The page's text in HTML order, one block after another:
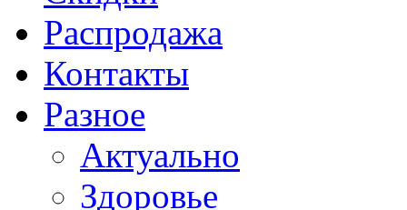
Распродажа
Контакты
Разное
Актуально
Здоровье